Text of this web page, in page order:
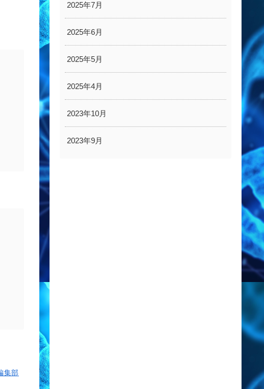
集部
2025年7月
2025年6月
2025年5月
2025年4月
2023年10月
2023年9月